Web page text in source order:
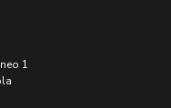
1